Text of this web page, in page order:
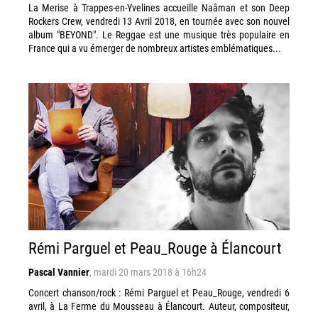
La Merise à Trappes-en-Yvelines accueille Naâman et son Deep
Rockers Crew, vendredi 13 Avril 2018, en tournée avec son nouvel
album "BEYOND". Le Reggae est une musique très populaire en
France qui a vu émerger de nombreux artistes emblématiques...
Rémi Parguel et Peau_Rouge à Élancourt
Pascal Vannier, mardi 20 mars 2018 à 16h24
Concert chanson/rock : Rémi Parguel et Peau_Rouge, vendredi 6
avril, à La Ferme du Mousseau à Élancourt. Auteur, compositeur,